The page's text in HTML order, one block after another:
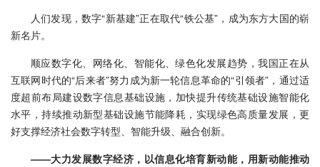
人们发现，数字“新基建”正在取代“铁公基”，成为东方大国的崭
新名片。
顺应数字化、网络化、智能化、绿色化发展趋势，我国正在从
互联网时代的“后来者”努力成为新一轮信息革命的“引领者”，通过适
度超前布局建设数字信息基础设施，加快提升传统基础设施智能化
水平，持续推动新型基础设施节能降耗，实现绿色高质量发展，更
好支撑经济社会数字转型、智能升级、融合创新。
——大力发展数字经济，以信息化培育新动能，用新动能推动